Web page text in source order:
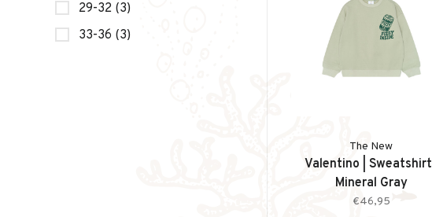
29-32 (3)
33-36 (3)
The New
Valentino | Sweatshirt |
Mineral Gray
€46,95